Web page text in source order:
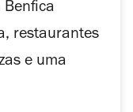
Benfica
restaurantes
e uma